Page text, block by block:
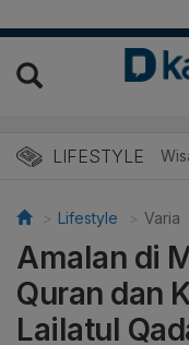
LIFESTYLE
Lifestyle Varia
Amalan di
Quran dan
Lailatul